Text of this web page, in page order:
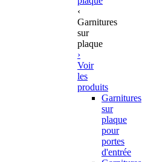
‹
Garnitures
sur
plaque
›
Voir
les
produits
Garnitures
sur
plaque
pour
portes
d'entrée